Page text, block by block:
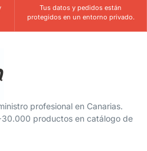
Tus datos y pedidos están
protegidos en un entorno privado.
profesional en Canarias.
productos en catálogo de